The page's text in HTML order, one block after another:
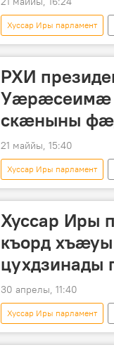
Хуссар Иры парламент
РХИ
Уæрæсеимæ
скæныны
21 маййы, 15:40
Хуссар Иры парламент
Уӕрӕсейы
Хуссар Иры
къорд
30 апрелы, 11:40
Хуссар Иры парламент